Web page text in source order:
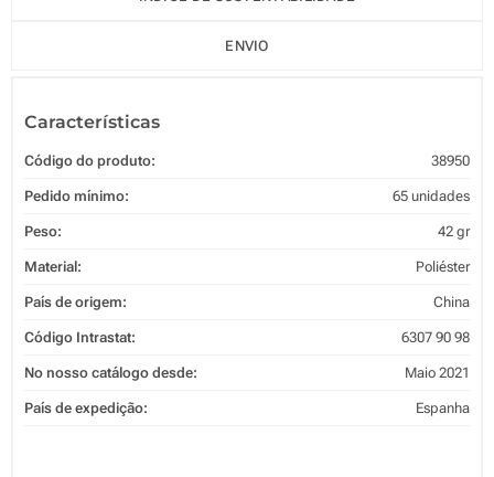
ENVIO
Características
Código do produto: 38950
Pedido mínimo: 65 unidades
Peso: 42 gr
Material: Poliéster
País de origem: China
Código Intrastat: 6307 90 98
No nosso catálogo desde: Maio 2021
País de expedição: Espanha